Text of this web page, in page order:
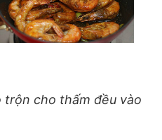
trộn cho thấm đều vào